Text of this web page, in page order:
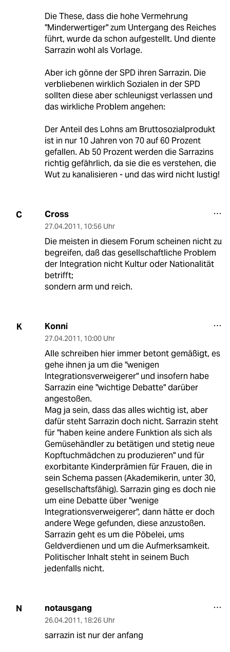
Die These, dass die hohe Vermehrung
"Minderwertiger" zum Untergang des Reiches
führt, wurde da schon aufgestellt. Und diente
Sarrazin wohl als Vorlage.
Aber ich gönne der SPD ihren Sarrazin. Die
verbliebenen wirklich Sozialen in der SPD
sollten diese aber schleunigst verlassen und
das wirkliche Problem angehen:
Der Anteil des Lohns am Bruttosozialprodukt
ist in nur 10 Jahren von 70 auf 60 Prozent
gefallen. Ab 50 Prozent werden die Sarrazins
richtig gefährlich, da sie die es verstehen, die
Wut zu kanalisieren - und das wird nicht lustig!
C Cross
27.04.2011, 10:56 Uhr
Die meisten in diesem Forum scheinen nicht zu
begreifen, daß das gesellschaftliche Problem
der Integration nicht Kultur oder Nationalität
betrifft;
sondern arm und reich.
K Konni
27.04.2011, 10:00 Uhr
Alle schreiben hier immer betont gemäßigt, es
gehe ihnen ja um die "wenigen
Integrationsverweigerer" und insofern habe
Sarrazin eine "wichtige Debatte" darüber
angestoßen.
Mag ja sein, dass das alles wichtig ist, aber
dafür steht Sarrazin doch nicht. Sarrazin steht
für "haben keine andere Funktion als sich als
Gemüsehändler zu betätigen und stetig neue
Kopftuchmädchen zu produzieren" und für
exorbitante Kinderprämien für Frauen, die in
sein Schema passen (Akademikerin, unter 30,
gesellschaftsfähig). Sarrazin ging es doch nie
um eine Debatte über "wenige
Integrationsverweigerer", dann hätte er doch
andere Wege gefunden, diese anzustoßen.
Sarrazin geht es um die Pöbelei, ums
Geldverdienen und um die Aufmerksamkeit.
Politischer Inhalt steht in seinem Buch
jedenfalls nicht.
N notausgang
26.04.2011, 18:26 Uhr
sarrazin ist nur der anfang